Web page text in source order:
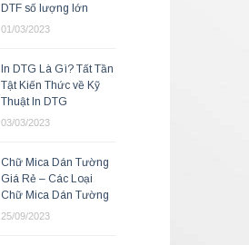
DTF số lượng lớn
01/03/2023
In DTG Là Gì? Tất Tần
Tật Kiến Thức về Kỹ
Thuật In DTG
03/03/2023
Chữ Mica Dán Tường
Giá Rẻ – Các Loại
Chữ Mica Dán Tường
25/09/2023